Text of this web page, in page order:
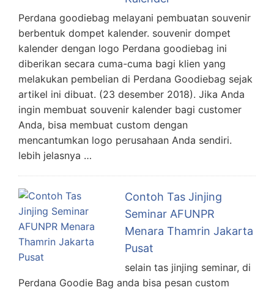
Perdana goodiebag melayani pembuatan souvenir
berbentuk dompet kalender. souvenir dompet
kalender dengan logo Perdana goodiebag ini
diberikan secara cuma-cuma bagi klien yang
melakukan pembelian di Perdana Goodiebag sejak
artikel ini dibuat. (23 desember 2018). Jika Anda
ingin membuat souvenir kalender bagi customer
Anda, bisa membuat custom dengan
mencantumkan logo perusahaan Anda sendiri.
lebih jelasnya …
Contoh Tas Jinjing
Seminar AFUNPR
Menara Thamrin Jakarta
Pusat
selain tas jinjing seminar, di
Perdana Goodie Bag anda bisa pesan custom